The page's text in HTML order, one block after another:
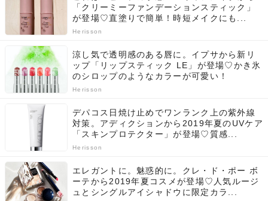
「クリーミーファンデーションスティック」
が登場♡直塗りで簡単！時短メイクにも...
Herisson
涼し気で透明感のある唇に。イプサから新リ
ップ「リップスティック LE」が登場♡かき氷
のシロップのようなカラーが可愛い！
Herisson
デパコス日焼け止めでワンランク上の紫外線
対策。アディクションから2019年夏のUVケア
「スキンプロテクター」が登場♡質感...
Herisson
エレガントに。魅惑的に。クレ・ド・ポー ボ
ーテから2019年夏コスメが登場♡人気ルージ
ュとシングルアイシャドウに限定カラ...